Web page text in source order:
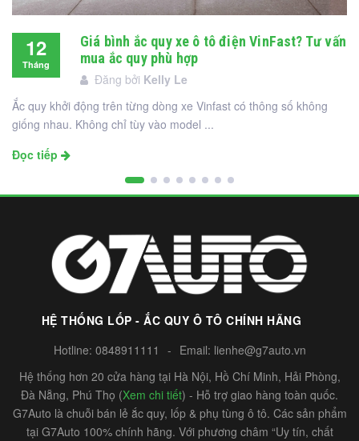
12
Tháng
Giá bình ắc quy xe ô tô điện VinFast? Tư vấn
mua ắc quy phù hợp
Đăng bởi Kelly Le
Ắc quy khởi động trên từng dòng xe Vinfast có thông số không
giống nhau. Không chỉ tùy vào model ...
Đọc tiếp
HỆ THỐNG LỐP - ẮC QUY Ô TÔ CHÍNH HÃNG
Hotline: 0848911111 - Email: lienhe@g7auto.vn
Hệ thống hơn 20 cửa hàng tại Hà Nội, Hồ Chí Minh, Hải Phòng,
Đà Nẵng, Phú Thọ (Xem chi tiết) - Hỗ trợ giao hàng toàn quốc.
G7Auto là chuỗi bán lẻ ắc quy, lốp & phụ tùng ô tô. Các sản phẩm
tại G7Auto 100% chính hãng. Với phương châm “Uy tín, chất